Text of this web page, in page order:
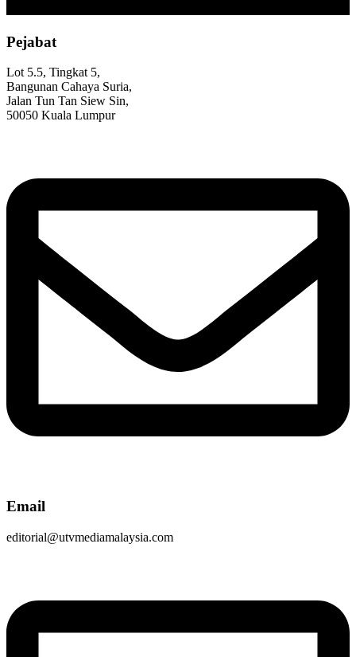
Pejabat
Lot 5.5, Tingkat 5,
Bangunan Cahaya Suria,
Jalan Tun Tan Siew Sin,
50050 Kuala Lumpur
Email
editorial@utvmediamalaysia.com